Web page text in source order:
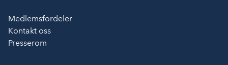
Medlemsfordeler
Kontakt oss
Presserom